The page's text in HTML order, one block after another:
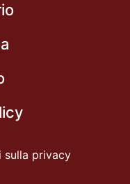
sulla privacy